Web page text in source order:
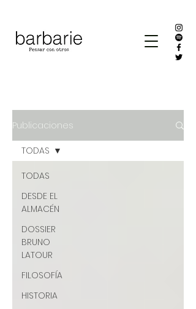
Publicaciones
TODAS
DESDE EL
ALMACÉN
DOSSIER
BRUNO
LATOUR
FILOSOFÍA
HISTORIA
TODAS